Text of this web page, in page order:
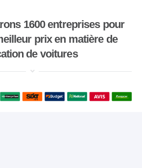
1600 entreprises pour
prix en matière de
de voitures